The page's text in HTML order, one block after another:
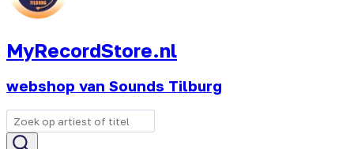
MyRecordStore.nl
webshop van Sounds Tilburg